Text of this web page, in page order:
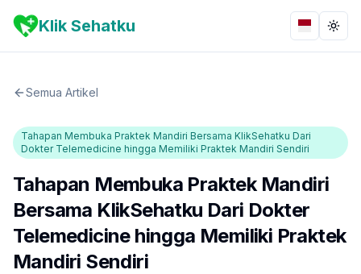
Klik Sehatku Bahasa
Semua Artikel
Tahapan Membuka Praktek Mandiri Bersama KlikSehatku Dari
Dokter Telemedicine hingga Memiliki Praktek Mandiri Sendiri
Tahapan Membuka Praktek Mandiri
Bersama KlikSehatku Dari Dokter
Telemedicine hingga Memiliki Praktek
Mandiri Sendiri